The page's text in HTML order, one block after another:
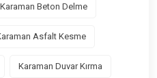
Karaman Beton Delme
Asfalt Kesme
Karaman Duvar Kırma